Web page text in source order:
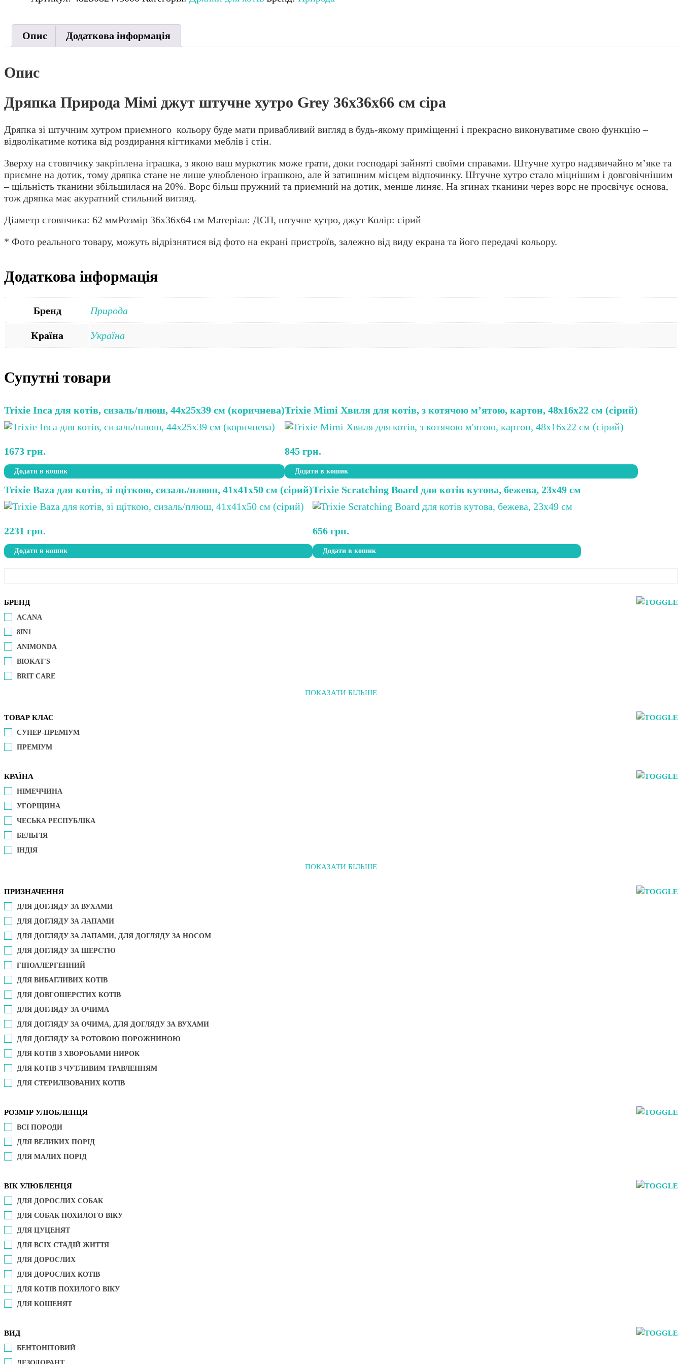
36x36x66
см
Опис Додаткова інформація
Опис
Дряпка Природа Мімі джут штучне хутро Grey 36x36x66 см сіра
Дряпка зі штучним хутром приємного кольору буде мати привабливий вигляд в будь-якому приміщенні і прекрасно виконуватиме свою функцію –
відволікатиме котика від роздирання кігтиками меблів і стін.
Зверху на стовпчику закріплена іграшка, з якою ваш муркотик може грати, доки господарі зайняті своїми справами. Штучне хутро надзвичайно м’яке та
приємне на дотик, тому дряпка стане не лише улюбленою іграшкою, але й затишним місцем відпочинку. Штучне хутро стало міцнішим і довговічнішим
– щільність тканини збільшилася на 20%. Ворс більш пружний та приємний на дотик, менше линяє. На згинах тканини через ворс не просвічує основа,
тож дряпка має акуратний стильний вигляд.
Діаметр стовпчика: 62 ммРозмір 36x36x64 см Матеріал: ДСП, штучне хутро, джут Колір: сірий
* Фото реального товару, можуть відрізнятися від фото на екрані пристроїв, залежно від виду екрана та його передачі кольору.
Додаткова інформація
Бренд Природа
Країна Україна
Супутні товари
Trixie Inca для котів, сизаль/плюш, 44х25х39 см (коричнева)
1673 грн.
Додати в кошик
Trixie Mimi Хвиля для котів, з котячою м’ятою, картон, 48х16х22 см (сірий)
845 грн.
Додати в кошик
Trixie Baza для котів, зі щіткою, сизаль/плюш, 41х41х50 см (сірий)
2231 грн.
Додати в кошик
Trixie Scratching Board для котів кутова, бежева, 23х49 см
656 грн.
Додати в кошик
БРЕНД
ACANA
8IN1
ANIMONDA
BIOKAT'S
BRIT CARE
ПОКАЗАТИ БІЛЬШЕ
ТОВАР КЛАС
СУПЕР-ПРЕМІУМ
ПРЕМІУМ
КРАЇНА
НІМЕЧЧИНА
УГОРЩИНА
ЧЕСЬКА РЕСПУБЛІКА
БЕЛЬГІЯ
ІНДІЯ
ПОКАЗАТИ БІЛЬШЕ
ПРИЗНАЧЕННЯ
ДЛЯ ДОГЛЯДУ ЗА ВУХАМИ
ДЛЯ ДОГЛЯДУ ЗА ЛАПАМИ
ДЛЯ ДОГЛЯДУ ЗА ЛАПАМИ, ДЛЯ ДОГЛЯДУ ЗА НОСОМ
ДЛЯ ДОГЛЯДУ ЗА ШЕРСТЮ
ГІПОАЛЕРГЕННИЙ
ДЛЯ ВИБАГЛИВИХ КОТІВ
ДЛЯ ДОВГОШЕРСТИХ КОТІВ
ДЛЯ ДОГЛЯДУ ЗА ОЧИМА
ДЛЯ ДОГЛЯДУ ЗА ОЧИМА, ДЛЯ ДОГЛЯДУ ЗА ВУХАМИ
ДЛЯ ДОГЛЯДУ ЗА РОТОВОЮ ПОРОЖНИНОЮ
ДЛЯ КОТІВ З ХВОРОБАМИ НИРОК
ДЛЯ КОТІВ З ЧУТЛИВИМ ТРАВЛЕННЯМ
ДЛЯ СТЕРИЛІЗОВАНИХ КОТІВ
РОЗМІР УЛЮБЛЕНЦЯ
ВСІ ПОРОДИ
ДЛЯ ВЕЛИКИХ ПОРІД
ДЛЯ МАЛИХ ПОРІД
ВІК УЛЮБЛЕНЦЯ
ДЛЯ ДОРОСЛИХ СОБАК
ДЛЯ СОБАК ПОХИЛОГО ВІКУ
ДЛЯ ЦУЦЕНЯТ
ДЛЯ ВСІХ СТАДІЙ ЖИТТЯ
ДЛЯ ДОРОСЛИХ
ДЛЯ ДОРОСЛИХ КОТІВ
ДЛЯ КОТІВ ПОХИЛОГО ВІКУ
ДЛЯ КОШЕНЯТ
ВИД
БЕНТОНІТОВИЙ